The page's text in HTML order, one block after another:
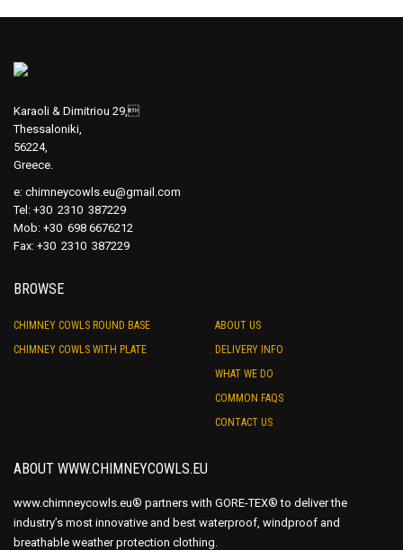
Karaoli & Dimitriou 29,
Thessaloniki,
56224,
Greece.
e: chimneycowls.eu@gmail.com
Tel: +30 2310 387229
Mob: +30 698 6676212
Fax: +30 2310 387229
BROWSE
CHIMNEY COWLS ROUND BASE
CHIMNEY COWLS WITH PLATE
ABOUT US
DELIVERY INFO
WHAT WE DO
COMMON FAQS
CONTACT US
ABOUT WWW.CHIMNEYCOWLS.EU
www.chimneycowls.eu® partners with GORE-TEX® to deliver the
industry’s most innovative and best waterproof, windproof and
breathable weather protection clothing.